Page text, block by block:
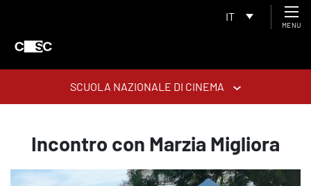
IT
MENU
SCUOLA NAZIONALE DI CINEMA
Incontro con Marzia Migliora